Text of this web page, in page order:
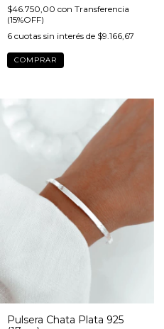
$46.750,00 con Transferencia
(15%OFF)
6 cuotas sin interés de $9.166,67
COMPRAR
Pulsera Chata Plata 925